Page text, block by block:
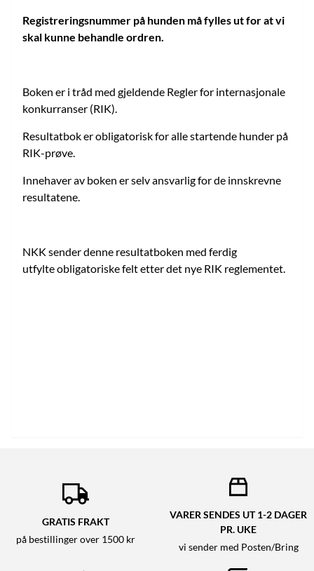
Registreringsnummer på hunden må fylles ut for at vi
skal kunne behandle ordren.
Boken er i tråd med gjeldende Regler for internasjonale
konkurranser (RIK).
Resultatbok er obligatorisk for alle startende hunder på
RIK-prøve.
Innehaver av boken er selv ansvarlig for de innskrevne
resultatene.
NKK sender denne resultatboken med ferdig
utfylte obligatoriske felt etter det nye RIK reglementet.
GRATIS FRAKT
på bestillinger over 1500 kr
VARER SENDES UT 1-2 DAGER
PR. UKE
vi sender med Posten/Bring